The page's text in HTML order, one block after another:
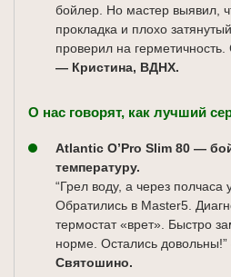
бойлер. Но мастер выявил,
прокладка и плохо
проверил на герметичность.
— Кристина, ВДНХ.
О нас говорят, как лучший
Atlantic O’Pro Slim 80 —
температуру.
“Грел воду, а через полчаса
Обратились в Master5.
термостат «врет». Быстро
норме. Остались довольны!”
Святошино.